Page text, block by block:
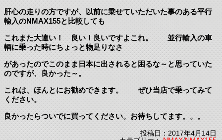
肝心の走りの方ですが、以前に乗せていただいた事のある平行
輸入のNMAX155と比較しても
これまた大違い！ 良い！良いですよこれ。 並行輸入の車
輌に乗った時にちょっと物足りなさ
があったのでこのまま日本に出されると困るな～と思っていた
のですが、良かった～。
これは、ほんとにお勧めできます。 ぜひ当店で乗ってみて
ください。
良かったらついでに買ってください。お待ちしてます。。。
投稿日：2017年4月14日